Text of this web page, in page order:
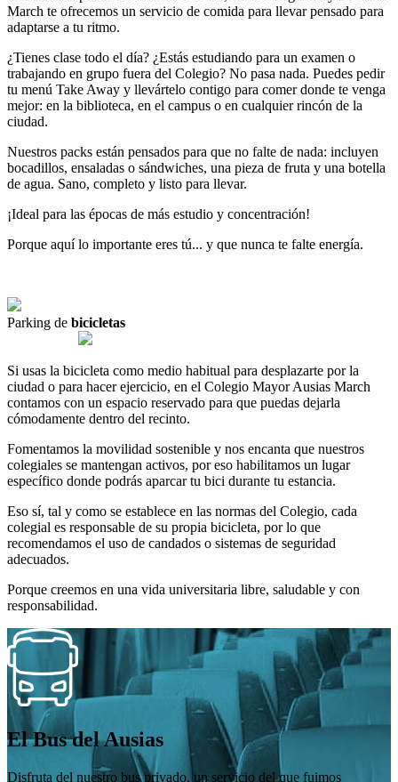
March te ofrecemos un servicio de comida para llevarpensado para
adaptarse a tu ritmo.
¿Tienes clase todo el día? ¿Estás estudiando para un examen o
trabajando en grupo fuera del Colegio? No pasa nada. Puedes pedir
tu menú Take Away y llevártelo contigo para comerdonde te venga
mejor: en la biblioteca, en el campus o en cualquierrincón de la
ciudad.
Nuestros packs están pensados para que no falte de nada: incluyen
bocadillos, ensaladas o sándwiches, una pieza de fruta y una botella
de agua. Sano, completo y listo para llevar.
¡Ideal para las épocas de más estudio y concentración!
Porque aquílo importante eres tú... y que nunca te falte energía.
Parking de bicicletas
Si usas la bicicleta como medio habitual para desplazarte porla
ciudad o para hacerejercicio, en el Colegio Mayor Ausias March
contamos con un espacio reservado para que puedas dejarla
cómodamente dentro del recinto.
Fomentamos la movilidad sostenible y nos encanta que nuestros
colegiales se mantengan activos, poreso habilitamos un lugar
específico donde podrás aparcartu bici durante tu estancia.
Eso sí, tal y como se establece en las normas del Colegio, cada
colegial es responsable de su propia bicicleta, porlo que
recomendamos el uso de candados o sistemas de seguridad
adecuados.
Porque creemos en una vida universitaria libre, saludable y con
responsabilidad.
El Busdel Ausias
Disfruta del nuestro bus privado, un servicio del que fuimos